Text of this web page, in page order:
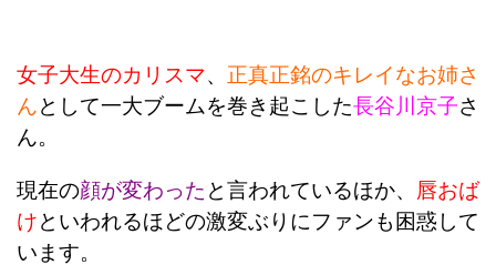
女子大生のカリスマ、 正真正銘のキレイなお姉さ
んとして一大ブームを巻き起こした長谷川京子さ
ん。
現在の顔が変わった と言われているほか、 唇おば
けといわれるほどの激変ぶりにファンも困惑して
います。